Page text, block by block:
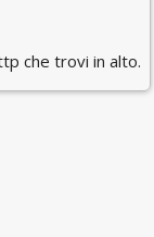
che trovi in alto.